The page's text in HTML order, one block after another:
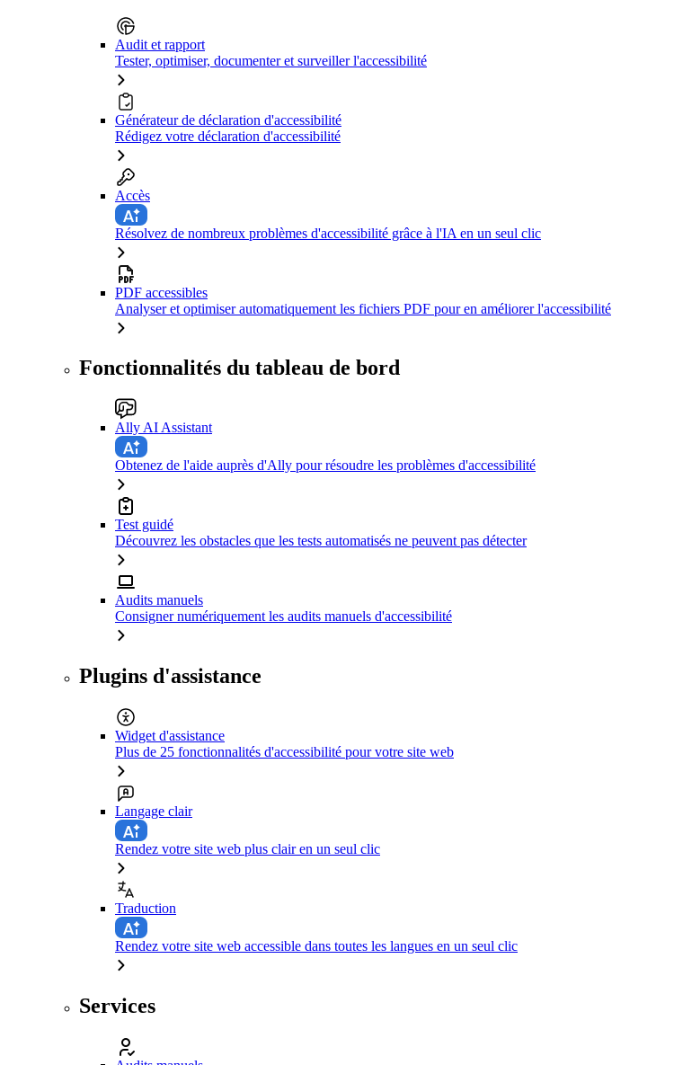
Audit et rapport
Tester, optimiser, documenter et surveiller l'accessibilité
Générateur de déclaration d'accessibilité
Rédigez votre déclaration d'accessibilité
Accès
Résolvez de nombreux problèmes d'accessibilité grâce à l'IA en un seul clic
PDF accessibles
Analyser et optimiser automatiquement les fichiers PDF pour en améliorer l'accessibilité
Fonctionnalités du tableau de bord
Ally AI Assistant
Obtenez de l'aide auprès d'Ally pour résoudre les problèmes d'accessibilité
Test guidé
Découvrez les obstacles que les tests automatisés ne peuvent pas détecter
Audits manuels
Consigner numériquement les audits manuels d'accessibilité
Plugins d'assistance
Widget d'assistance
Plus de 25 fonctionnalités d'accessibilité pour votre site web
Langage clair
Rendez votre site web plus clair en un seul clic
Traduction
Rendez votre site web accessible dans toutes les langues en un seul clic
Services